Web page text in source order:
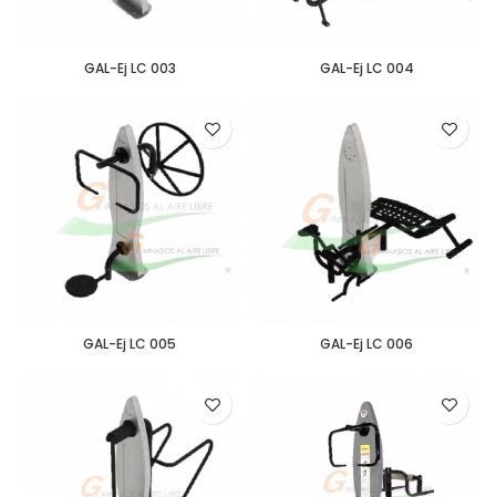
GAL-Ej LC 003 GAL-Ej LC 004
GAL-Ej LC 005 GAL-Ej LC 006